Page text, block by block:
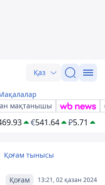
Қаз
мақтанышы
€541.64 ₽5.71
Қоғам тынысы
13:21, 02 қазан 2024
Қоғам